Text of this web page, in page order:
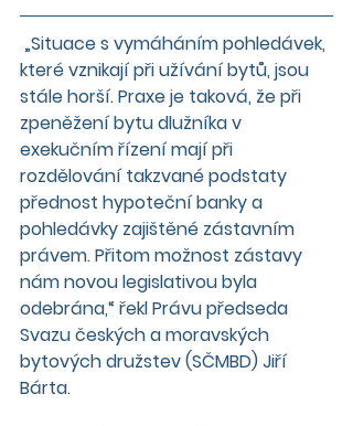
které vznikají při užívání bytů, jsou
stále horší. Praxe je taková, že při
zpeněžení bytu dlužníka v
exekučním řízení mají při
rozdělování takzvané podstaty
přednost hypoteční banky a
pohledávky zajištěné zástavním
právem. Přitom možnost zástavy
nám novou legislativou byla
odebrána,“ řekl Právu předseda
Svazu českých a moravských
bytových družstev (SČMBD) Jiří
Bárta.